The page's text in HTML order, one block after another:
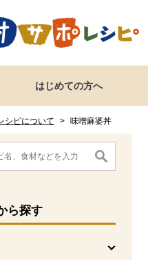
はじめての方へ
シピについて > 味噌麻婆丼
費材検索メニューです。
ら探す
メニューここまで。
文です。